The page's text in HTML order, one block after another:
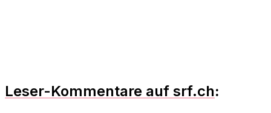
Leser-Kommentare auf srf.ch: